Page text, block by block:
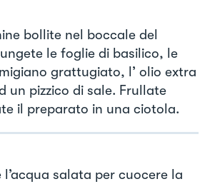
bollite nel boccale del
le foglie di basilico, le
grattugiato, l’ olio extra
un pizzico di sale. Frullate
il preparato in una ciotola.
salata per cuocere la